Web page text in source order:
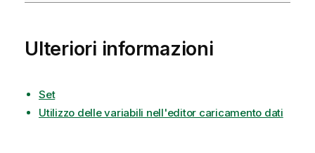
Ulteriori informazioni
Set
Utilizzo delle variabili nell'editor caricamento dati